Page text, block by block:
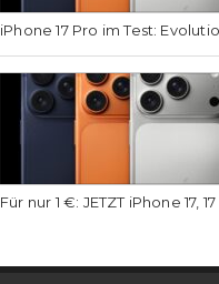
iPhone 17 Pro im Test:
Für nur 1 €: JETZT iPhone 17,